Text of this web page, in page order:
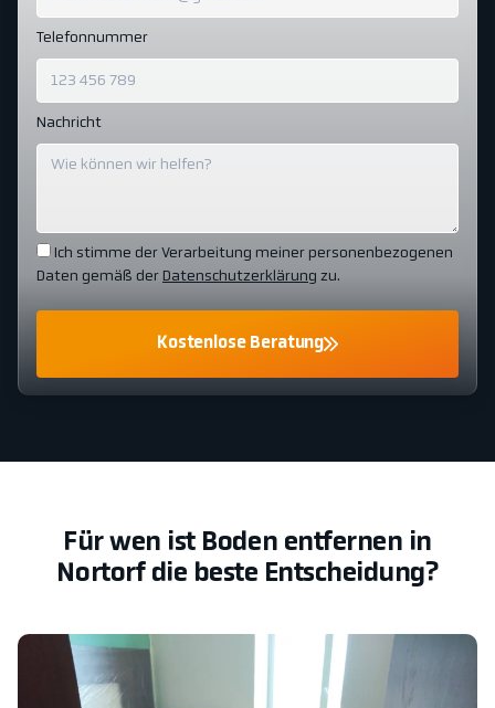
Telefonnummer
Nachricht
Ich stimme der Verarbeitung meiner personenbezogenen
Daten gemäß der Datenschutzerklärung zu.
Kostenlose Beratung
Für wen ist Boden entfernen in
Nortorf die beste Entscheidung?